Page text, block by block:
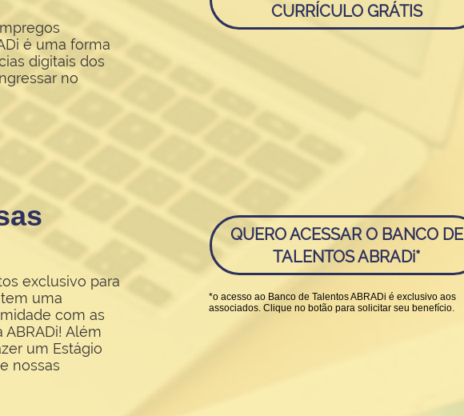
é uma forma
digitais dos
no
CURRÍCULO GRÁTIS
exclusivo para
uma
com as
Além
um Estágio
nossas
QUERO ACESSAR O BANCO DE
TALENTOS ABRADi*
*o acesso ao Banco de Talentos ABRADi é exclusivo aos
associados. Clique no botão para solicitar seu benefício.